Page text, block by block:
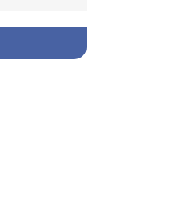
মরিয়া